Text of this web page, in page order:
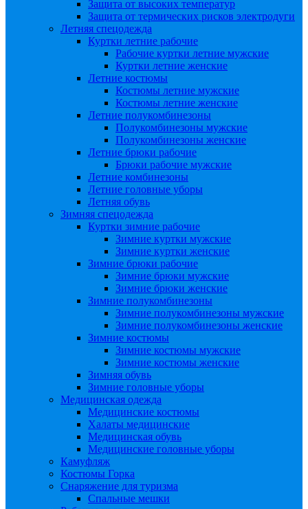
Защита от высоких температур
Защита от термических рисков электродуги
Летняя спецодежда
Куртки летние рабочие
Рабочие куртки летние мужские
Куртки летние женские
Летние костюмы
Костюмы летние мужские
Костюмы летние женские
Летние полукомбинезоны
Полукомбинезоны мужские
Полукомбинезоны женские
Летние брюки рабочие
Брюки рабочие мужские
Летние комбинезоны
Летние головные уборы
Летняя обувь
Зимняя спецодежда
Куртки зимние рабочие
Зимние куртки мужские
Зимние куртки женские
Зимние брюки рабочие
Зимние брюки мужские
Зимние брюки женские
Зимние полукомбинезоны
Зимние полукомбинезоны мужские
Зимние полукомбинезоны женские
Зимние костюмы
Зимние костюмы мужские
Зимние костюмы женские
Зимняя обувь
Зимние головные уборы
Медицинская одежда
Медицинские костюмы
Халаты медицинские
Медицинская обувь
Медицинские головные уборы
Камуфляж
Костюмы Горка
Снаряжение для туризма
Спальные мешки